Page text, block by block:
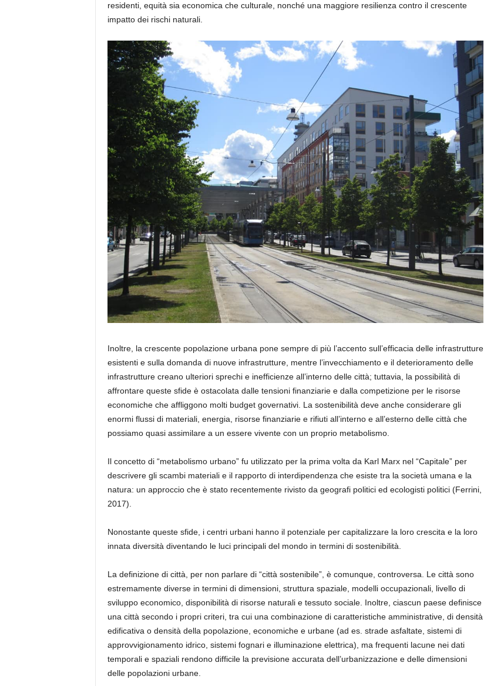
residenti, equità sia economica che culturale, nonché una maggiore resilienza contro il crescente
impatto dei rischi naturali.
Inoltre, la crescente popolazione urbana pone sempre di più l’accento sull’efficacia delleinfrastrutture
esistenti e sulla domanda di nuove infrastrutture, mentre l’invecchiamento e il deterioramento delle
infrastrutture creano ulteriori sprechi e inefficienze all’interno delle città; tuttavia, la possibilità di
affrontare queste sfide è ostacolatadalle tensioni finanziarie e dalla competizione per le risorse
economiche che affliggonomolti budget governativi. La sostenibilità deve anche considerare gli
enormi flussi di materiali, energia, risorse finanziarie e rifiuti all’interno e all’esterno delle cittàche
possiamo quasi assimilare a un essere vivente con un proprio metabolismo.
Il concetto di “metabolismo urbano” fu utilizzato per la prima volta da Karl Marx nel “Capitale” per
descrivere gli scambi materiali e il rapporto di interdipendenza che esiste tra la società umana e la
natura: un approccio che è stato recentemente rivisto da geografi politici ed ecologisti politici (Ferrini,
2017).
Nonostante queste sfide, i centri urbani hanno il potenziale per capitalizzare la loro crescita e la loro
innata diversità diventando le luci principali del mondo in termini di sostenibilità.
La definizione di città, per non parlare di “città sostenibile”, è comunque, controversa. Le città sono
estremamente diverse in termini di dimensioni, struttura spaziale, modelli occupazionali, livello di
sviluppo economico, disponibilità di risorse naturali e tessuto sociale. Inoltre, ciascun paese definisce
una città secondo i propri criteri, tra cui una combinazione di caratteristiche amministrative, di densità
edificativa o densità della popolazione, economiche e urbane (ad es. strade asfaltate, sistemi di
approvvigionamento idrico, sistemi fognari e illuminazione elettrica), ma frequentilacune nei dati
temporali e spaziali rendono difficile la previsione accurata dell’urbanizzazione e delle dimensioni
delle popolazioni urbane.